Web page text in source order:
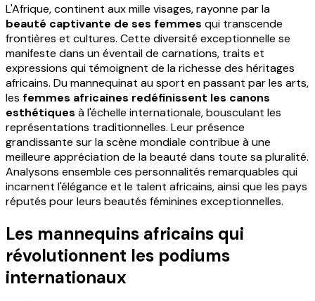
L'Afrique, continent aux mille visages, rayonne par la
beauté captivante de ses femmes qui transcende
frontières et cultures. Cette diversité exceptionnelle se
manifeste dans un éventail de carnations, traits et
expressions qui témoignent de la richesse des héritages
africains. Du mannequinat au sport en passant par les arts,
les femmes africaines redéfinissent les canons
esthétiques à l'échelle internationale, bousculant les
représentations traditionnelles. Leur présence
grandissante sur la scène mondiale contribue à une
meilleure appréciation de la beauté dans toute sa pluralité.
Analysons ensemble ces personnalités remarquables qui
incarnent l'élégance et le talent africains, ainsi que les pays
réputés pour leurs beautés féminines exceptionnelles.
Les mannequins africains qui
révolutionnent les podiums
internationaux